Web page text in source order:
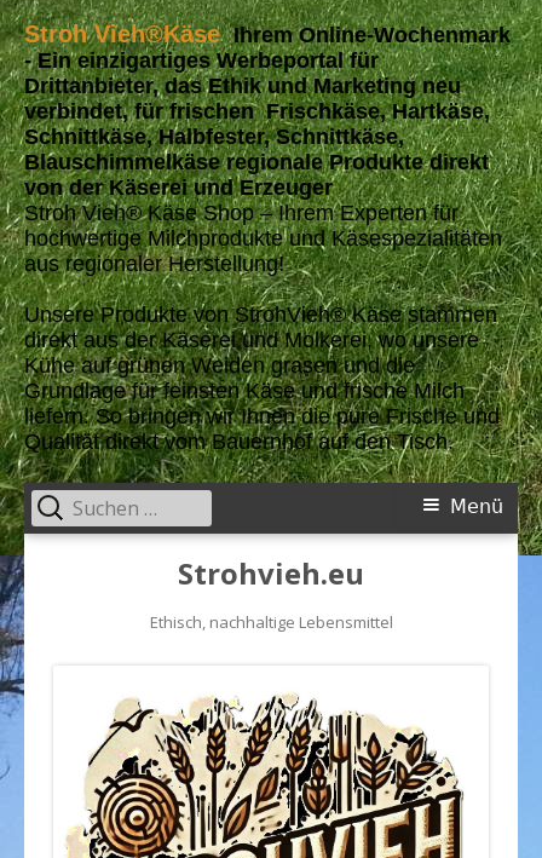
Stroh Vieh®Käse Ihrem Online-Wochenmark
- Ein einzigartiges Werbeportal für
Drittanbieter, das Ethik und Marketing neu
verbindet, für frischen Frischkäse, Hartkäse,
Schnittkäse, Halbfester, Schnittkäse,
Blauschimmelkäse regionale Produkte direkt
von der Käserei und Erzeuger
Stroh Vieh®Käse Shop – Ihrem Experten für
hochwertige Milchprodukte undKäsespezialitäten
aus regionaler Herstellung!
Unsere Produkte von StrohVieh® Käse stammen
direkt aus der Käserei und Molkerei, wo unsere
Kühe auf grünen Weiden grasen und die
Grundlage für feinsten Käse und frische Milch
liefern. So bringen wir Ihnen die pure Frische und
Qualität direkt vom Bauernhof auf den Tisch.